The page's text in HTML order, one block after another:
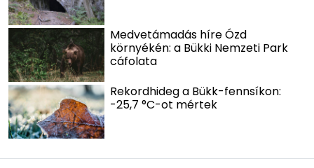
Medvetámadás híre Ózd
környékén: a Bükki Nemzeti Park
cáfolata
Rekordhideg a Bükk-fennsíkon:
-25,7 °C-ot mértek